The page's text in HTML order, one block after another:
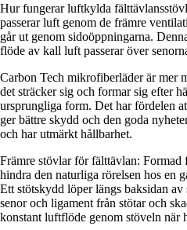
Hur fungerar luftkylda
passerar luft genom de främre
går ut genom sidoöppningarna.
flöde av kall luft passerar över
Carbon Tech mikrofiberläder är mer
det sträcker sig och formar sig efter
ursprungliga form. Det har fördelen
ger bättre skydd och den goda
och har utmärkt hållbarhet.
Främre stövlar för fälttävlan: Formad
hindra den naturliga rörelsen hos en
Ett stötskydd löper längs baksidan
senor och ligament från stötar och
konstant luftflöde genom stöveln när